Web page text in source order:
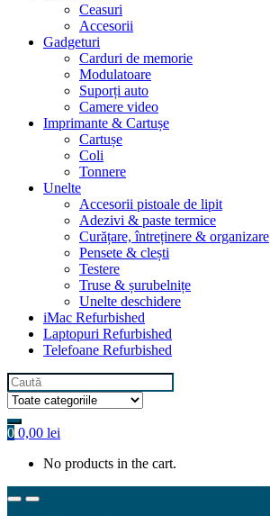
Ceasuri
Accesorii
Gadgeturi
Carduri de memorie
Modulatoare
Suporți auto
Camere video
Imprimante & Cartușe
Cartușe
Coli
Tonnere
Unelte
Accesorii pistoale de lipit
Adezivi & paste termice
Curățare, întreținere & organizare
Pensete & clești
Testere
Truse & șurubelnițe
Unelte deschidere
iMac Refurbished
Laptopuri Refurbished
Telefoane Refurbished
Search
for:
0 0,00 lei
No products in the cart.